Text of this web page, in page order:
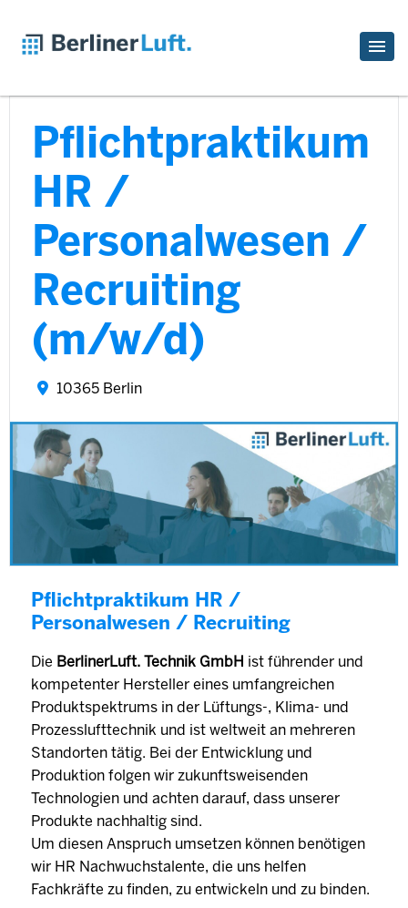
Pflichtpraktikum
HR /
Personalwesen /
Recruiting
(m/w/d)
10365 Berlin
Pflichtpraktikum HR /
Personalwesen / Recruiting
Die BerlinerLuft. Technik GmbH ist führender und
kompetenter Hersteller eines umfangreichen
Produktspektrums in der Lüftungs-, Klima- und
Prozesslufttechnik und ist weltweit an mehreren
Standorten tätig. Bei der Entwicklung und
Produktion folgen wir zukunftsweisenden
Technologien und achten darauf, dass unserer
Produkte nachhaltig sind.
Um diesen Anspruch umsetzen können benötigen
wir HR Nachwuchstalente, die uns helfen
Fachkräfte zu finden, zu entwickeln und zu binden.